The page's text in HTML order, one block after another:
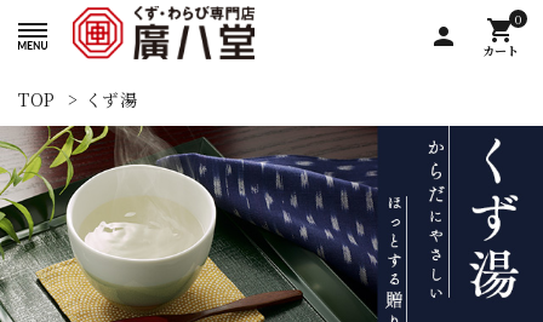
person
0
shopping_cart
カート
TOP > くず湯